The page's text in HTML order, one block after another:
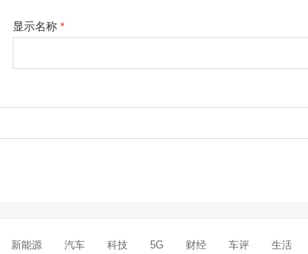
显示名称*
新能源 汽车 科技 5G 财经 车评 生活